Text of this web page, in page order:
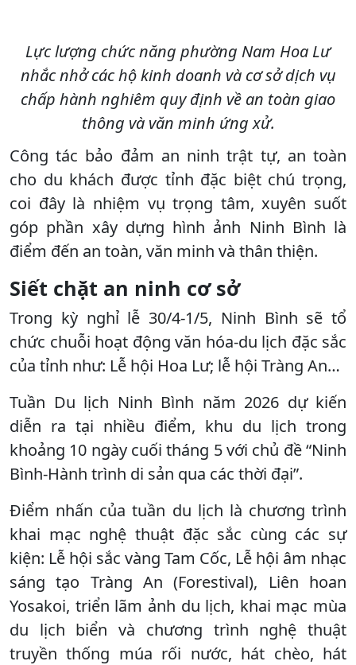
Lực lượng chức năng phường Nam Hoa Lư
nhắc nhở các hộ kinh doanh và cơ sở dịch vụ
chấp hành nghiêm quy định về an toàn giao
thông và văn minh ứng xử.
Công tác bảo đảm an ninh trật tự, an toàn
cho du khách được tỉnh đặc biệt chú trọng,
coi đây là nhiệm vụ trọng tâm, xuyên suốt
góp phần xây dựng hình ảnh Ninh Bình là
điểm đến an toàn, văn minh và thân thiện.
Siết chặt an ninh cơ sở
Trong kỳ nghỉ lễ 30/4-1/5, Ninh Bình sẽ tổ
chức chuỗi hoạt động văn hóa-du lịch đặc sắc
của tỉnh như: Lễ hội Hoa Lư; lễ hội Tràng An…
Tuần Du lịch Ninh Bình năm 2026 dự kiến
diễn ra tại nhiều điểm, khu du lịch trong
khoảng 10 ngày cuối tháng 5 với chủ đề “Ninh
Bình-Hành trình di sản qua các thời đại”.
Điểm nhấn của tuần du lịch là chương trình
khai mạc nghệ thuật đặc sắc cùng các sự
kiện: Lễ hội sắc vàng Tam Cốc, Lễ hội âm nhạc
sáng tạo Tràng An (Forestival), Liên hoan
Yosakoi, triển lãm ảnh du lịch, khai mạc mùa
du lịch biển và chương trình nghệ thuật
truyền thống múa rối nước, hát chèo, hát